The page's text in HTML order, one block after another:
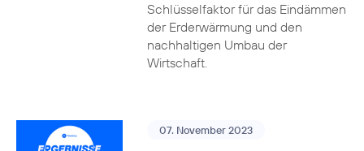
Schlüsselfaktor für das Eindämmen
der Erderwärmung und den
nachhaltigen Umbau der
Wirtschaft.
07. November 2023